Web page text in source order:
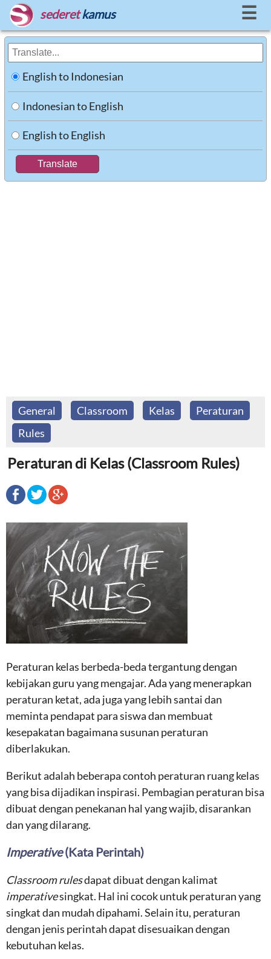
sederet kamus ☰
English to Indonesian
Indonesian to English
English to English
General Classroom Kelas
Peraturan
Rules
Peraturan di Kelas (Classroom Rules)
Peraturan kelas berbeda-beda tergantung dengan
kebijakan guru yang mengajar. Ada yang menerapkan
peraturan ketat, ada juga yang lebih santai dan
meminta pendapat para siswa dan membuat
kesepakatan bagaimana susunan peraturan
diberlakukan.
Berikut adalah beberapa contoh peraturan ruang kelas
yang bisa dijadikan inspirasi. Pembagian peraturan bisa
dibuat dengan penekanan hal yang wajib, disarankan
dan yang dilarang.
Imperative(Kata Perintah)
Classroom rulesdapat dibuat dengan kalimat
imperativesingkat. Hal ini cocok untuk peraturan yang
singkat dan mudah dipahami. Selain itu, peraturan
dengan jenis perintah dapat disesuaikan dengan
kebutuhan kelas.